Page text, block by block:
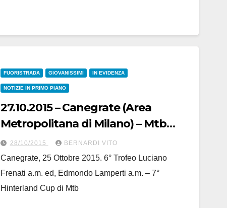
FUORISTRADA GIOVANISSIMI IN EVIDENZA
NOTIZIE IN PRIMO PIANO
27.10.2015 – Canegrate (Area
Metropolitana di Milano) – Mtb
Giovanissimi 7° Hinterland Cup –
Fotoservizio di Nastasi
28/10/2015 BERNARDI VITO
Canegrate, 25 Ottobre 2015. 6° Trofeo Luciano
Frenati a.m. ed, Edmondo Lamperti a.m. – 7°
Hinterland Cup di Mtb